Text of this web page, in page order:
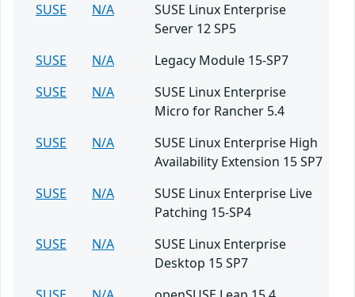
SUSE
N/A
SUSE Linux Enterprise
Server 12 SP5
SUSE
N/A
Legacy Module 15-SP7
SUSE
N/A
SUSE Linux Enterprise
Micro for Rancher 5.4
SUSE
N/A
SUSE Linux Enterprise High
Availability Extension 15 SP7
SUSE
N/A
SUSE Linux Enterprise Live
Patching 15-SP4
SUSE
N/A
SUSE Linux Enterprise
Desktop 15 SP7